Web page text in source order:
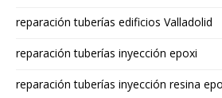
reparación tuberías edificios Valladolid
reparación tuberías inyección epoxi
reparación tuberías inyección resina